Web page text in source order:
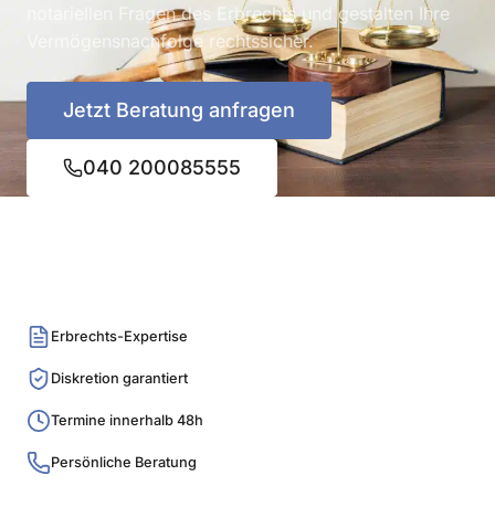
notariellen Fragen des Erbrechts und gestalten Ihre
Vermögensnachfolge rechtssicher.
Jetzt Beratung anfragen
040 200085555
Erbrechts-Expertise
Diskretion garantiert
Termine innerhalb 48h
Persönliche Beratung